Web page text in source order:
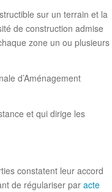
sur un terrain et la
de construction admise
zone un ou plusieurs
d’Aménagement
et qui dirige les
constatent leur accord
de régulariser par acte